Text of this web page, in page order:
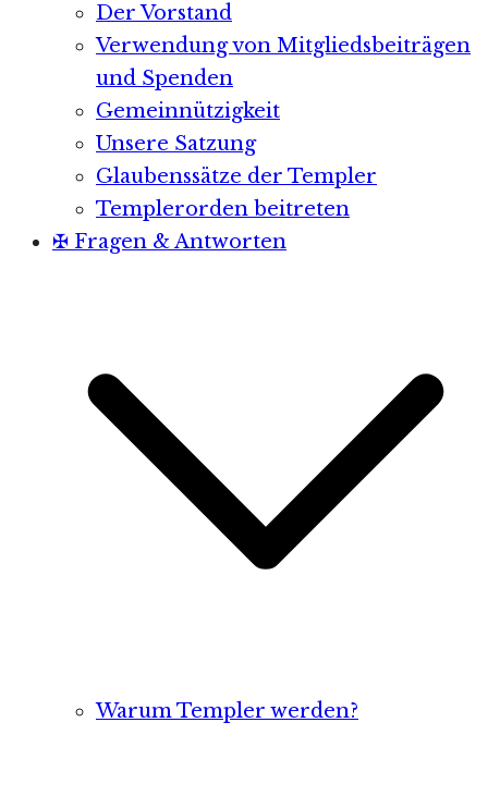
Der Vorstand
Verwendung von Mitgliedsbeiträgen
und Spenden
Gemeinnützigkeit
Unsere Satzung
Glaubenssätze der Templer
Templerorden beitreten
✠ Fragen & Antworten
Warum Templer werden?